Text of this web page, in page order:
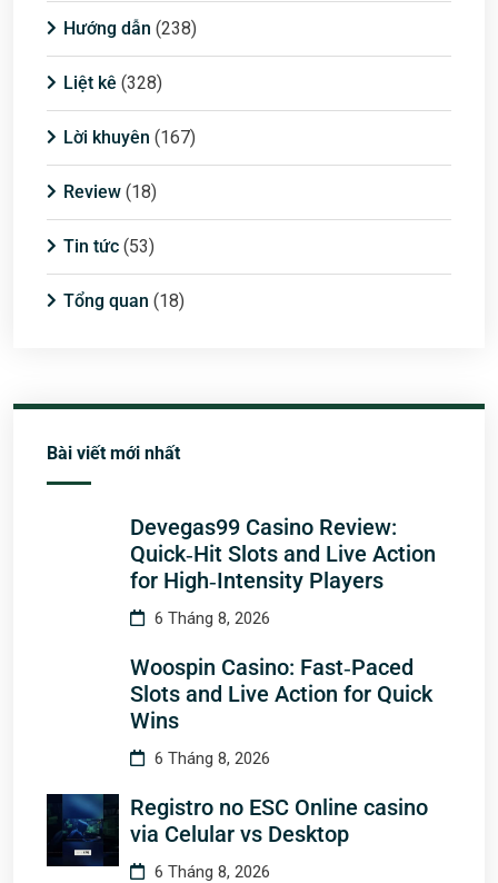
Hướng dẫn (238)
Liệt kê (328)
Lời khuyên (167)
Review (18)
Tin tức (53)
Tổng quan (18)
Bài viết mới nhất
Devegas99 Casino Review:
Quick‑Hit Slots and Live Action
for High‑Intensity Players
6 Tháng 8, 2026
Woospin Casino: Fast‑Paced
Slots and Live Action for Quick
Wins
6 Tháng 8, 2026
Registro no ESC Online casino
via Celular vs Desktop
6 Tháng 8, 2026